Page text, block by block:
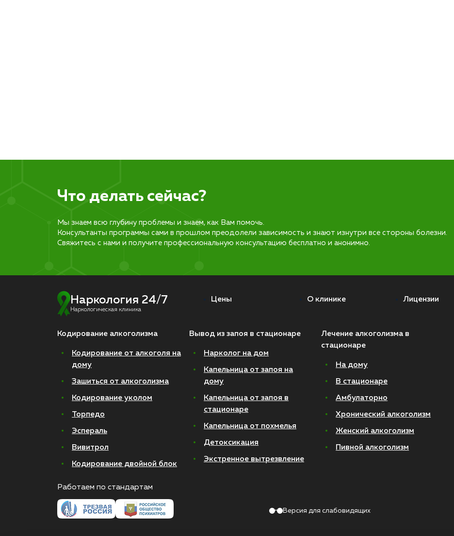
Что делать сейчас?
Мы знаем всю глубину проблемы и знаем, как Вам помочь.
Консультанты программы сами в прошлом преодолели зависимость и знают изнутри все стороны болезни.
Свяжитесь с нами и получите профессиональную консультацию бесплатно и анонимно.
Наркология 24/7
Наркологическая клиника
Цены О клинике Лицензии
Кодирование алкоголизма
Кодирование от алкоголя на
дому
Зашиться от алкоголизма
Кодирование уколом
Торпедо
Эспераль
Вивитрол
Кодирование двойной блок
Вывод из запоя в стационаре
Нарколог на дом
Капельница от запоя на
дому
Капельница от запоя в
стационаре
Капельница от похмелья
Детоксикация
Экстренное вытрезвление
Лечение алкоголизма в
стационаре
На дому
В стационаре
Амбулаторно
Хронический алкоголизм
Женский алкоголизм
Пивной алкоголизм
Работаем по стандартам
Версия для слабовидящих